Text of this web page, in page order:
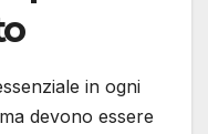
in ogni
devono essere